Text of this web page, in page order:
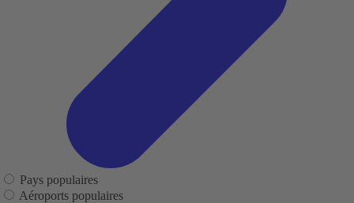
Pays populaires
Aéroports populaires